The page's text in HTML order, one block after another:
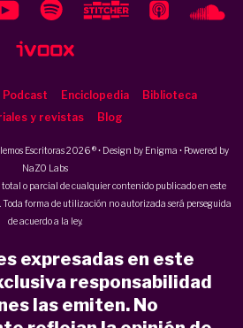
Podcast Enciclopedia
Biblioteca
y revistas
Blog
Escritoras 2026 ® • Design by Enigma • Powered by
NaZO Labs
o parcial de cualquier contenido publicado en este
Toda forma de utilización no autorizada será perseguida
de acuerdo a la ley.
expresadas en este
responsabilidad
las emiten. No